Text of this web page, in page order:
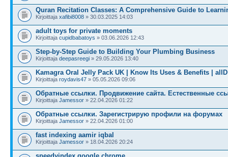
Quran Recitation Classes: A Comprehensive Guide to
Kirjoittaja xafibi8008 » 30.03.2025 14:03
adult toys for private moments
Kirjoittaja cupidbabatoys » 03.06.2026 12:43
Step-by-Step Guide to Building Your Plumbing Business
Kirjoittaja deepasreegi » 29.05.2026 13:40
Kamagra Oral Jelly Pack UK | Know Its Uses & Benefits | allD
Kirjoittaja roydavis47 » 05.05.2026 09:06
Обратные ссылки. Продвижение сайта. Естественные
Kirjoittaja Jamessor » 22.04.2026 01:22
Обратные ссылки. Зарегистрирую профили на форумах
Kirjoittaja Jamessor » 22.04.2026 01:00
fast indexing aamir iqbal
Kirjoittaja Jamessor » 18.04.2026 20:24
speedyindex google chrome